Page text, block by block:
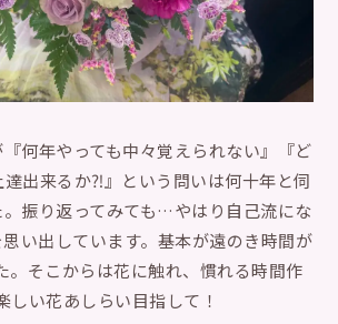
何年やっても中々覚えられない』『ど
達出来るか⁈』という問いは何十年と伺
。振り返ってみても…やはり自己流にな
い出しています。基本が遠のき時間が
。そこからは花に触れ、慣れる時間作
しい花あしらい目指して！